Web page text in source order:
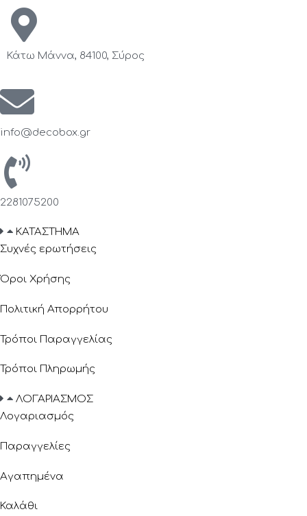
Κάτω Μάννα, 84100, Σύρος
info@decobox.gr
2281075200
ΚΑΤΑΣΤΗΜΑ
Συχνές ερωτήσεις
Όροι Χρήσης
Πολιτική Απορρήτου
Τρόποι Παραγγελίας
Τρόποι Πληρωμής
ΛΟΓΑΡΙΑΣΜΟΣ
Λογαριασμός
Παραγγελίες
Αγαπημένα
Καλάθι